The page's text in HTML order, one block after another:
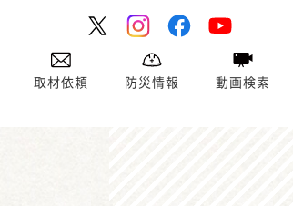
取材依頼 防災情報 動画検索